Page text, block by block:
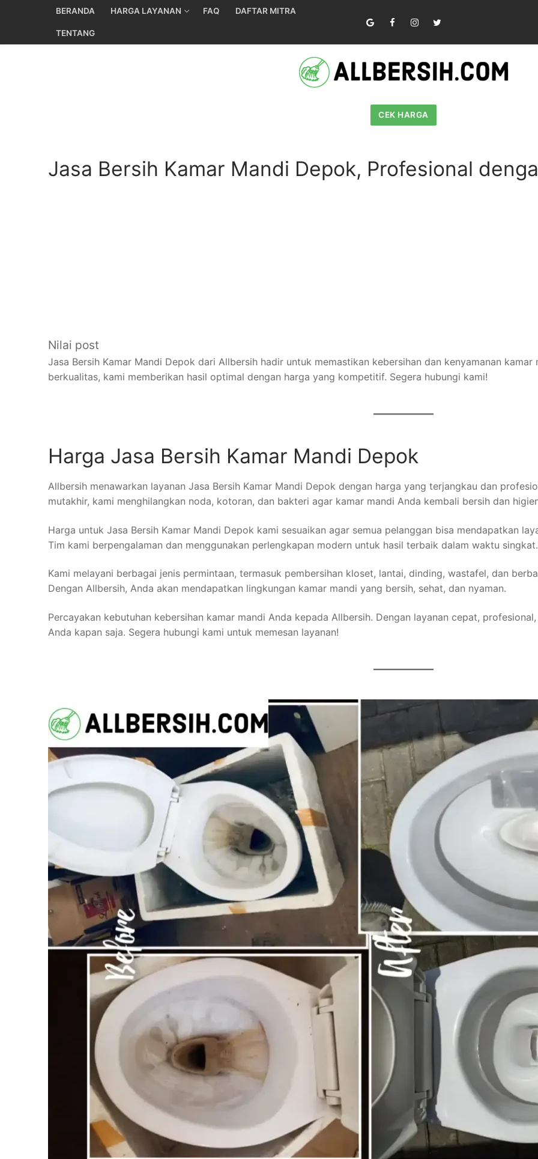
BERANDA HARGA LAYANAN FAQ DAFTAR MITRA
TENTANG
CEK HARGA
Jasa Bersih Kamar Mandi Depok, Profesional
Nilai post
Jasa Bersih Kamar Mandi Depok dari Allbersih hadir untuk memastikan kebersihan dan kenyamanan
berkualitas, kami memberikan hasil optimal dengan harga yang kompetitif. Segera hubungi kami!
Harga Jasa Bersih Kamar Mandi Depok
Allbersih menawarkan layanan Jasa Bersih Kamar Mandi Depok dengan harga yang terjangkau dan
mutakhir, kami menghilangkan noda, kotoran, dan bakteri agar kamar mandi Anda kembali bersih dan
Harga untuk Jasa Bersih Kamar Mandi Depok kami sesuaikan agar semua pelanggan bisa mendapatkan
Tim kami berpengalaman dan menggunakan perlengkapan modern untuk hasil terbaik dalam waktu singkat.
Kami melayani berbagai jenis permintaan, termasuk pembersihan kloset, lantai, dinding, wastafel, dan
Dengan Allbersih, Anda akan mendapatkan lingkungan kamar mandi yang bersih, sehat, dan nyaman.
Percayakan kebutuhan kebersihan kamar mandi Anda kepada Allbersih. Dengan layanan cepat,
Anda kapan saja. Segera hubungi kami untuk memesan layanan!